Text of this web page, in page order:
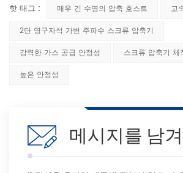
핫 태그 : 매우 긴 수명의 압축 호스트
고
2단 영구자석 가변 주파수 스크류 압축기
강력한 가스 공급 안정성
스크류 압축기 체
높은 안정성
메시지를 남겨